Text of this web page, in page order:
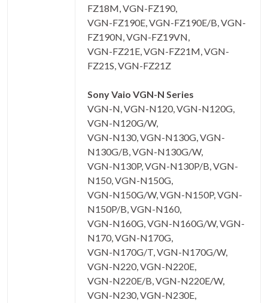
FZ18M, VGN-FZ190,
VGN-FZ190E, VGN-FZ190E/B, VGN-
FZ190N, VGN-FZ19VN,
VGN-FZ21E, VGN-FZ21M, VGN-
FZ21S, VGN-FZ21Z
Sony Vaio VGN-N Series
VGN-N, VGN-N120, VGN-N120G,
VGN-N120G/W,
VGN-N130, VGN-N130G, VGN-
N130G/B, VGN-N130G/W,
VGN-N130P, VGN-N130P/B, VGN-
N150, VGN-N150G,
VGN-N150G/W, VGN-N150P, VGN-
N150P/B, VGN-N160,
VGN-N160G, VGN-N160G/W, VGN-
N170, VGN-N170G,
VGN-N170G/T, VGN-N170G/W,
VGN-N220, VGN-N220E,
VGN-N220E/B, VGN-N220E/W,
VGN-N230, VGN-N230E,